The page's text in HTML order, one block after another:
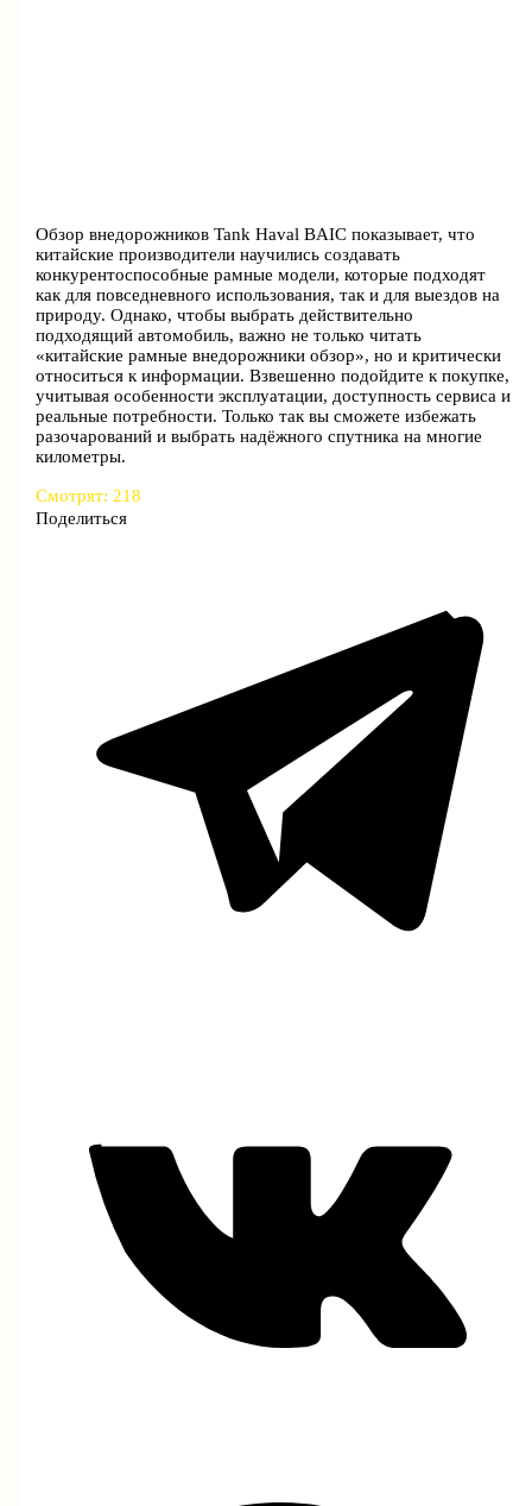
Обзор внедорожников Tank Haval BAIC показывает, что
китайские производители научились создавать
конкурентоспособные рамные модели, которые подходят
как для повседневного использования, так и для выездов на
природу. Однако, чтобы выбрать действительно
подходящий автомобиль, важно не только читать
«китайские рамные внедорожники обзор», но и критически
относиться к информации. Взвешенно подойдите к покупке,
учитывая особенности эксплуатации, доступность сервиса и
реальные потребности. Только так вы сможете избежать
разочарований и выбрать надёжного спутника на многие
километры.
Смотрят: 218
Поделиться